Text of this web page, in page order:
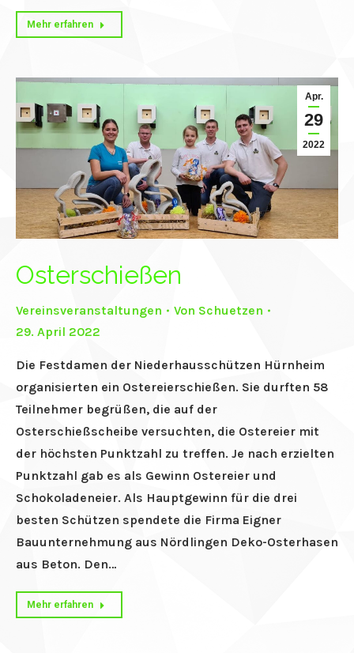
Mehr erfahren
Apr.
29
2022
Osterschießen
Vereinsveranstaltungen Von Schuetzen
29. April 2022
Die Festdamen der Niederhausschützen Hürnheim
organisierten ein Ostereierschießen. Sie durften 58
Teilnehmer begrüßen, die auf der
Osterschießscheibe versuchten, die Ostereier mit
der höchsten Punktzahl zu treffen. Je nach erzielten
Punktzahl gab es als Gewinn Ostereier und
Schokoladeneier. Als Hauptgewinn für die drei
besten Schützen spendete die Firma Eigner
Bauunternehmung aus Nördlingen Deko-Osterhasen
aus Beton. Den…
Mehr erfahren